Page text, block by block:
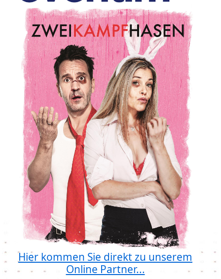
Hier kommen Sie direkt zu unserem
Online Partner...